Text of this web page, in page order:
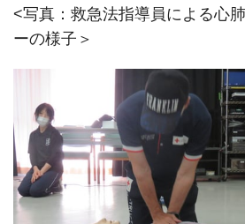
<写真：救急法指導員による心
ーの様子＞